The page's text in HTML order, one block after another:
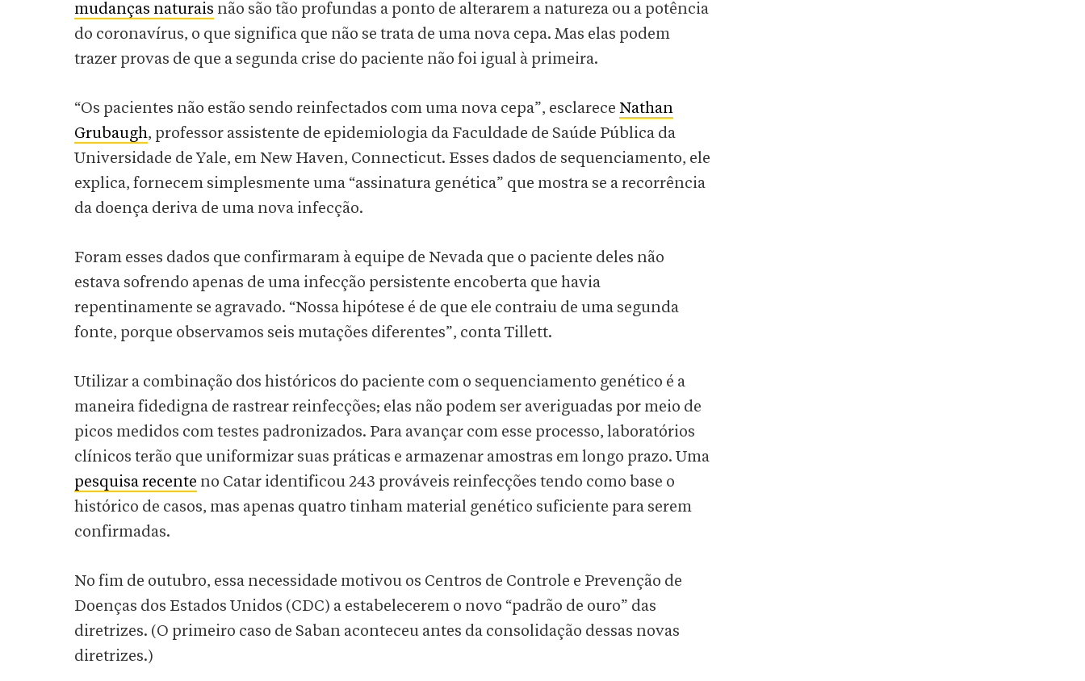
mudanças naturais não são tão profundas a ponto de alterarem a natureza ou a potência
do coronavírus, o que significa que não se trata de uma nova cepa. Mas elas podem
trazer provas de que a segunda crise do paciente não foi igual à primeira.
“Os pacientes não estão sendo reinfectados com uma nova cepa”, esclarece Nathan
Grubaugh, professor assistente de epidemiologia da Faculdade de Saúde Pública da
Universidade de Yale, em New Haven, Connecticut. Esses dados de sequenciamento, ele
explica, fornecem simplesmente uma “assinatura genética” que mostra se a recorrência
da doença deriva de uma nova infecção.
Foram esses dados que confirmaram à equipe de Nevada que o paciente deles não
estava sofrendo apenas de uma infecção persistente encoberta que havia
repentinamente se agravado. “Nossa hipótese é de que ele contraiu de uma segunda
fonte, porque observamos seis mutações diferentes”, conta Tillett.
Utilizar a combinação dos históricos do paciente com o sequenciamento genético é a
maneira fidedigna de rastrear reinfecções; elas não podem ser averiguadas por meio de
picos medidos com testes padronizados. Para avançar com esse processo, laboratórios
clínicos terão que uniformizar suas práticas e armazenar amostras em longo prazo. Uma
pesquisa recente no Catar identificou 243 prováveis reinfecções tendo como base o
histórico de casos, mas apenas quatro tinham material genético suficiente para serem
confirmadas.
No fim de outubro, essa necessidade motivou os Centros de Controle e Prevenção de
Doenças dos Estados Unidos (CDC) a estabelecerem o novo “padrão de ouro” das
diretrizes. (O primeiro caso de Saban aconteceu antes da consolidação dessas novas
diretrizes.)